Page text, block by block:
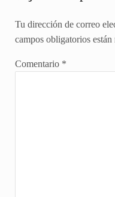
Tu dirección de correo
campos obligatorios están
Comentario *